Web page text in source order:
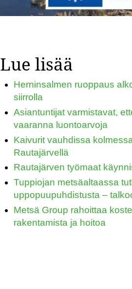
Lue lisää
Herninsalmen ruoppaus
siirrolla
Asiantuntijat varmistavat,
vaaranna luontoarvoja
Kaivurit vauhdissa
Rautajärvellä
Rautajärven työmaat
Tuppiojan metsäaltaassa
uppopuupuhdistusta –
Metsä Group rahoittaa
rakentamista ja hoitoa